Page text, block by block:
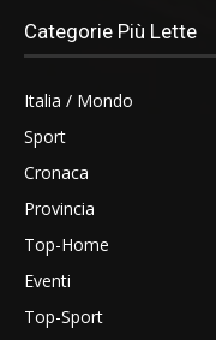
Categorie Più Lette
Italia / Mondo
Sport
Cronaca
Provincia
Top-Home
Eventi
Top-Sport